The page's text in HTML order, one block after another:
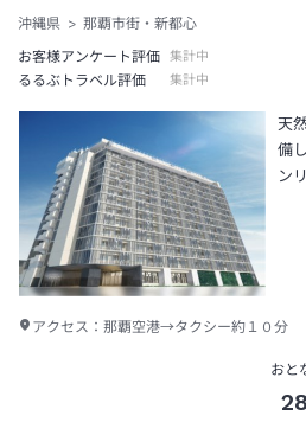
沖縄県
那覇市街・新都心
お客様アンケート評価
集計中
るるぶトラベル評価 集計中
天
備
ン
アクセス： 那覇空港→タクシー約１０分
おと